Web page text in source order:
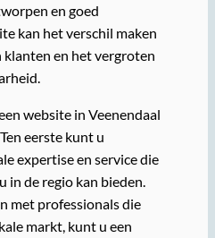
en goed
kan het verschil maken
klanten en het vergroten
website in Veenendaal
eerste kunt u
expertise en service die
in de regio kan bieden.
met professionals die
markt, kunt u een